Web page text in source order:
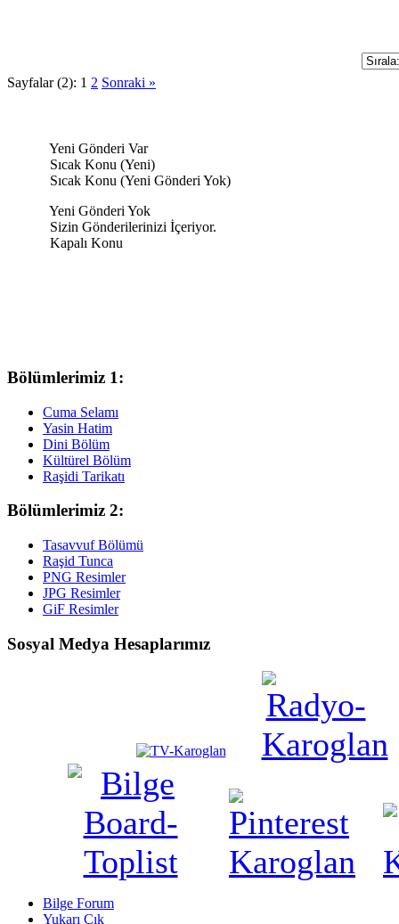
Sayfalar (2): 1 2 Sonraki »
Yeni Gönderi Var
Sıcak Konu (Yeni)
Sıcak Konu (Yeni Gönderi Yok)
Yeni Gönderi Yok
Sizin Gönderilerinizi İçeriyor.
Kapalı Konu
Bölümlerimiz 1:
Cuma Selamı
Yasin Hatim
Dini Bölüm
Kültürel Bölüm
Raşidi Tarikatı
Bölümlerimiz 2:
Tasavvuf Bölümü
Raşid Tunca
PNG Resimler
JPG Resimler
GiF Resimler
Sosyal Medya Hesaplarımız
Bilge Forum
Yukarı Çık